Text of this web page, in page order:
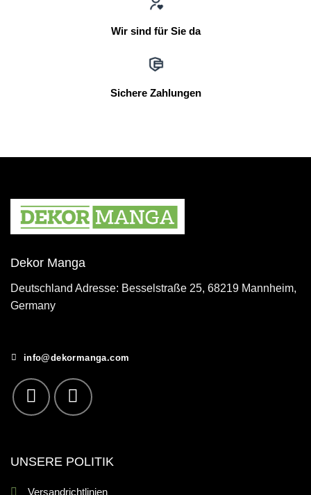
Wir sind für Sie da
Sichere Zahlungen
Dekor Manga
Deutschland Adresse: Besselstraße 25, 68219 Mannheim,
Germany
info@dekormanga.com
UNSERE POLITIK
Versandrichtlinien